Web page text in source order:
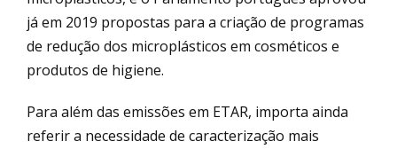
já em 2019 propostas para a criação de programas
de redução dos microplásticos em cosméticos e
produtos de higiene.
Para além das emissões em ETAR, importa ainda
referir a necessidade de caracterização mais